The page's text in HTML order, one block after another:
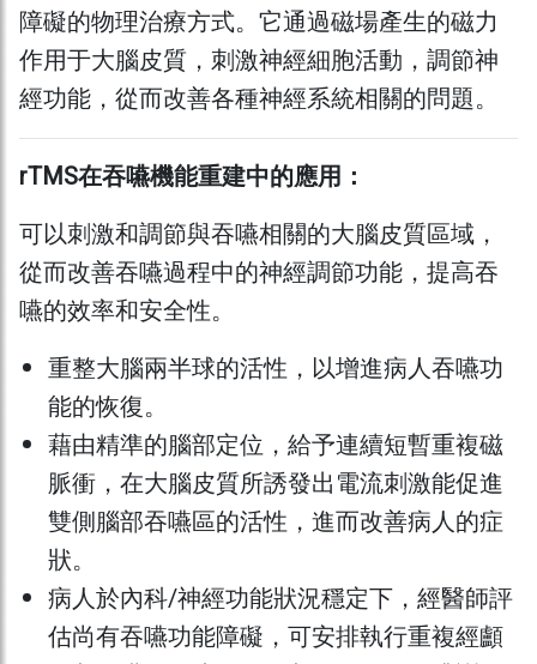
障礙的物理治療方式。它通過磁場產生的磁力
作用于大腦皮質，刺激神經細胞活動，調節神
經功能，從而改善各種神經系統相關的問題。
rTMS在吞嚥機能重建中的應用：
可以刺激和調節與吞嚥相關的大腦皮質區域，
從而改善吞嚥過程中的神經調節功能，提高吞
嚥的效率和安全性。
重整大腦兩半球的活性，以增進病人吞嚥功
能的恢復。
藉由精準的腦部定位，給予連續短暫重複磁
脈衝，在大腦皮質所誘發出電流刺激能促進
雙側腦部吞嚥區的活性，進而改善病人的症
狀。
病人於內科/神經功能狀況穩定下，經醫師評
估尚有吞嚥功能障礙，可安排執行重複經顱